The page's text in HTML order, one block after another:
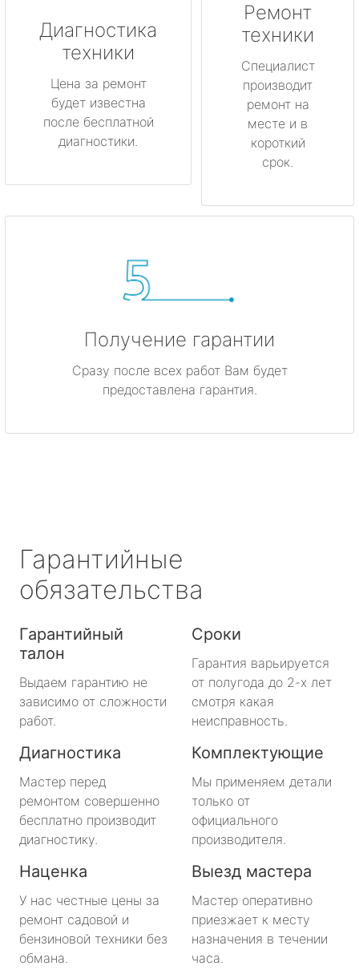
Диагностика
техники
Цена за ремонт
будет известна
после бесплатной
диагностики.
Ремонт
техники
Специалист
производит
ремонт на
месте и в
короткий
срок.
Получение гарантии
Сразу после всех работ Вам будет
предоставлена гарантия.
Гарантийные
обязательства
Гарантийный
талон
Выдаем гарантию не
зависимо от сложности
работ.
Сроки
Гарантия варьируется
от полугода до 2-х лет
смотря какая
неисправность.
Диагностика
Мастер перед
ремонтом совершенно
бесплатно производит
диагностику.
Комплектующие
Мы применяем детали
только от
официального
производителя.
Наценка
У нас честные цены за
ремонт садовой и
бензиновой техники без
обмана.
Выезд мастера
Мастер оперативно
приезжает к месту
назначения в течении
часа.